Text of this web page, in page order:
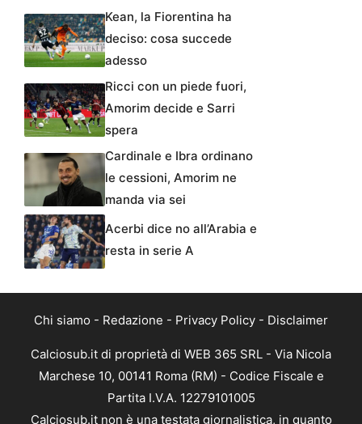
Kean, la Fiorentina ha
deciso: cosa succede
adesso
Ricci con un piede fuori,
Amorim decide e Sarri
spera
Cardinale e Ibra ordinano
le cessioni, Amorim ne
manda via sei
Acerbi dice no all’Arabia e
resta in serie A
Chi siamo - Redazione - Privacy Policy - Disclaimer
Calciosub.it di proprietà di WEB 365 SRL - Via Nicola
Marchese 10, 00141 Roma (RM) - Codice Fiscale e
Partita I.V.A. 12279101005
Calciosub.it non è una testata giornalistica, in quanto